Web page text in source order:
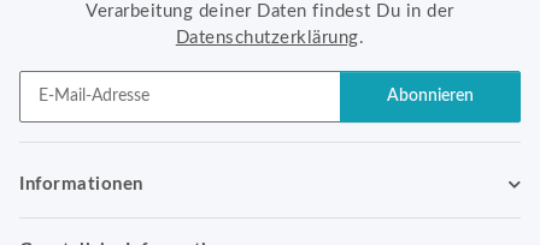
Verarbeitung deiner Daten findest Du in der
Datenschutzerklärung.
Abonnieren
Informationen